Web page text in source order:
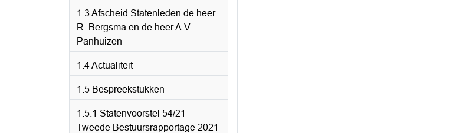
1.3 Afscheid Statenleden de heer
R. Bergsma en de heer A.V.
Panhuizen
1.4 Actualiteit
1.5 Bespreekstukken
1.5.1 Statenvoorstel 54/21
Tweede Bestuursrapportage 2021